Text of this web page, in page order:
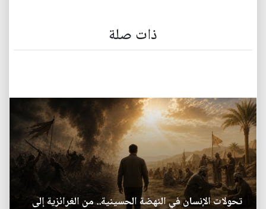
ذات صلة
تحولات الإنسان في النهضة الحسينية.. من الغرائزية إلى